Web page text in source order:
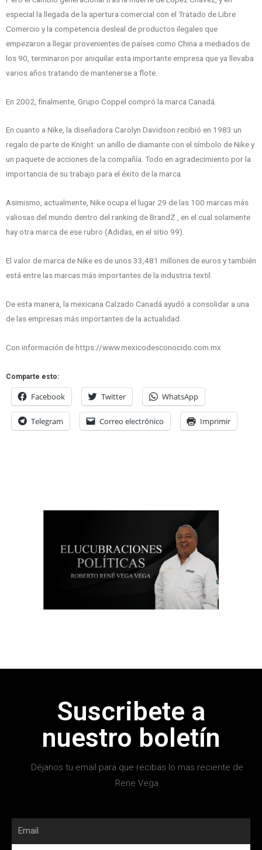
especial la llegada de la apertura comercial con el Tratado de Libre
Comercio y la competencia desleal de productos ilegales que
empezaron a llegar provenientes de países como China a mediados de
los 90, terminaron por aniquilar esta importante empresa que ya llevaba
varios años tratando de mantenerse a flote.
En 2002, finalmente, Grupo Coppel compró la marca Canadá.
En cuanto a Nike, la diseñadora Carolyn Davidson recibió en 1983 un
regalo de parte de Knight: un anillo de diamante con el símbolo de Nike y
un paquete de acciones de la compañía. Todo en agradecimiento por la
importancia de su trabajo para el éxito de la marca.
Asimismo, actualmente, Nike ocupa el lugar 29 de las 100 marcas más
valiosas del mundo dentro del ranking de BrandZ , en el cual solamente
hay otra marca de ese rubro (Adidas, en el sitio 99).
El valor de marca de Nike es de unos 33,481 millones de euros y también
está entre las marcas más importantes de la industria textil.
De esta manera, la mexicana Calzado Canadá ayudó a consolidar a una
de las empresas más importantes de la actualidad.
Con información de https://www.mexicodesconocido.com.mx
Comparte esto:
Facebook Twitter WhatsApp
Telegram Correo electrónico Imprimir
Suscribete a
nuestro boletín
Déjanos tu email para que recibas lo mas reciente de
Rene Vega